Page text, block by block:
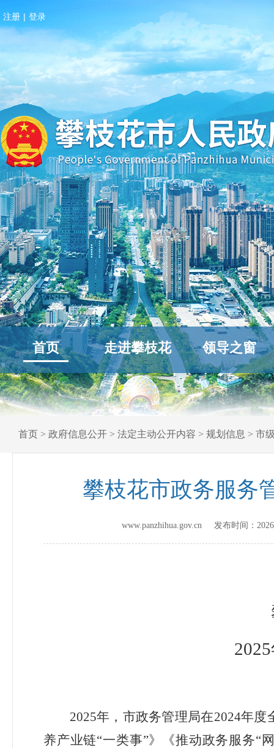
注册 | 登录
首页 走进攀枝花 领导之窗
首页 > 政府信息公开 > 法定主动公开内容 > 规划信息 > 市
攀枝花市政务服务
www.panzhihua.gov.cn 发布时间：
2025年， 市政务管理局在2024年度
养产业链“一类事”》《推动政务服务“